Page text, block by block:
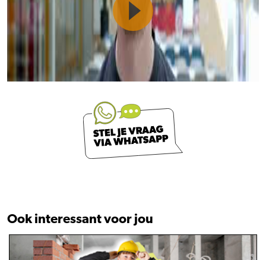
Ook interessant voor jou